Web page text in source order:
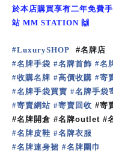
於本店購買享有二年免費
站 MM STATION 🙌
#LuxurySHOP #名牌店
#名牌手袋 #名牌首飾 #名
#收購名牌 #高價收購 #寄
#名牌手袋買賣 #名牌手袋
#寄賣網站 #寄賣回收 #寄
#名牌開倉 #名牌outlet #
#名牌皮鞋 #名牌衣服
#名牌連身裙 #名牌圍巾